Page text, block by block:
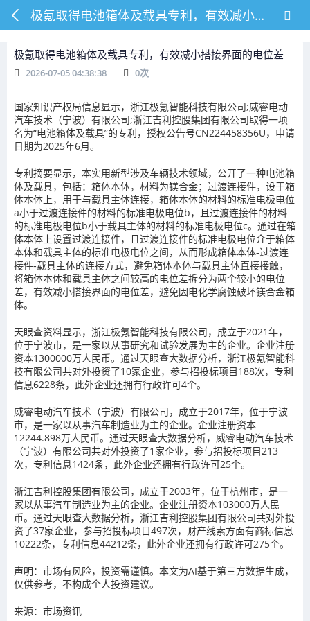
极氪取得电池箱体及载具专利，有效减小搭接界面的电位差
极氪取得电池箱体及载具专利，有效减小搭接界面的电位差
2026-07-05 04:38:38 0次
国家知识产权局信息显示，浙江极氪智能科技有限公司;威睿电动
汽车技术（宁波）有限公司;浙江吉利控股集团有限公司取得一项
名为“电池箱体及载具”的专利，授权公告号CN224458356U，申请
日期为2025年6月。
专利摘要显示，本实用新型涉及车辆技术领域，公开了一种电池箱
体及载具，包括：箱体本体，材料为镁合金；过渡连接件，设于箱
体本体上，用于与载具主体连接，箱体本体的材料的标准电极电位
a小于过渡连接件的材料的标准电极电位b，且过渡连接件的材料
的标准电极电位b小于载具主体的材料的标准电极电位c。通过在箱
体本体上设置过渡连接件，且过渡连接件的标准电极电位介于箱体
本体和载具主体的标准电极电位之间，从而形成箱体本体‑过渡连
接件‑载具主体的连接方式，避免箱体本体与载具主体直接接触，
将箱体本体和载具主体之间较高的电位差拆分为两个较小的电位
差，有效减小搭接界面的电位差，避免因电化学腐蚀破坏镁合金箱
体。
天眼查资料显示，浙江极氪智能科技有限公司，成立于2021年，
位于宁波市，是一家以从事研究和试验发展为主的企业。企业注册
资本1300000万人民币。通过天眼查大数据分析，浙江极氪智能科
技有限公司共对外投资了10家企业，参与招投标项目188次，专利
信息6228条，此外企业还拥有行政许可4个。
威睿电动汽车技术（宁波）有限公司，成立于2017年，位于宁波
市，是一家以从事汽车制造业为主的企业。企业注册资本
12244.898万人民币。通过天眼查大数据分析，威睿电动汽车技术
（宁波）有限公司共对外投资了1家企业，参与招投标项目213
次，专利信息1424条，此外企业还拥有行政许可25个。
浙江吉利控股集团有限公司，成立于2003年，位于杭州市，是一
家以从事汽车制造业为主的企业。企业注册资本103000万人民
币。通过天眼查大数据分析，浙江吉利控股集团有限公司共对外投
资了37家企业，参与招投标项目497次，财产线索方面有商标信息
10222条，专利信息44212条，此外企业还拥有行政许可275个。
声明：市场有风险，投资需谨慎。本文为AI基于第三方数据生成，
仅供参考，不构成个人投资建议。
来源：市场资讯